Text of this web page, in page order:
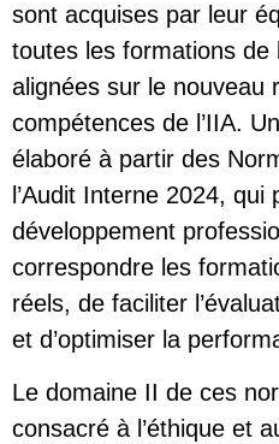
sont acquises par leur
toutes les formations de
alignées sur le nouveau
compétences de l’IIA.
élaboré à partir des
l’Audit Interne 2024, qui
développement
correspondre les
réels, de faciliter
et d’optimiser la
Le domaine II de ces
consacré à l’éthique et